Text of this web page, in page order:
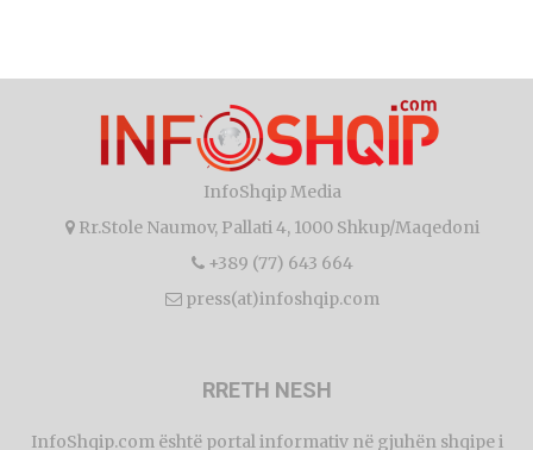
InfoShqip Media
Rr.Stole Naumov, Pallati 4, 1000 Shkup/Maqedoni
+389 (77) 643 664
press(at)infoshqip.com
RRETH NESH
InfoShqip.com është portal informativ në gjuhën shqipe i